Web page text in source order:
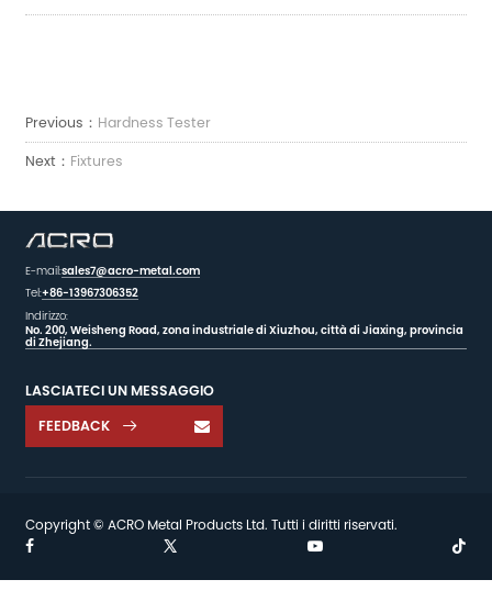
Previous： Hardness Tester
Next： Fixtures
E-mail:sales7@acro-metal.com
Tel:+86-13967306352
Indirizzo:
No. 200, Weisheng Road, zona industriale di Xiuzhou, città di Jiaxing, provincia
di Zhejiang.
LASCIATECI UN MESSAGGIO
FEEDBACK

Copyright © ACRO Metal Products Ltd. Tutti i diritti riservati.
 